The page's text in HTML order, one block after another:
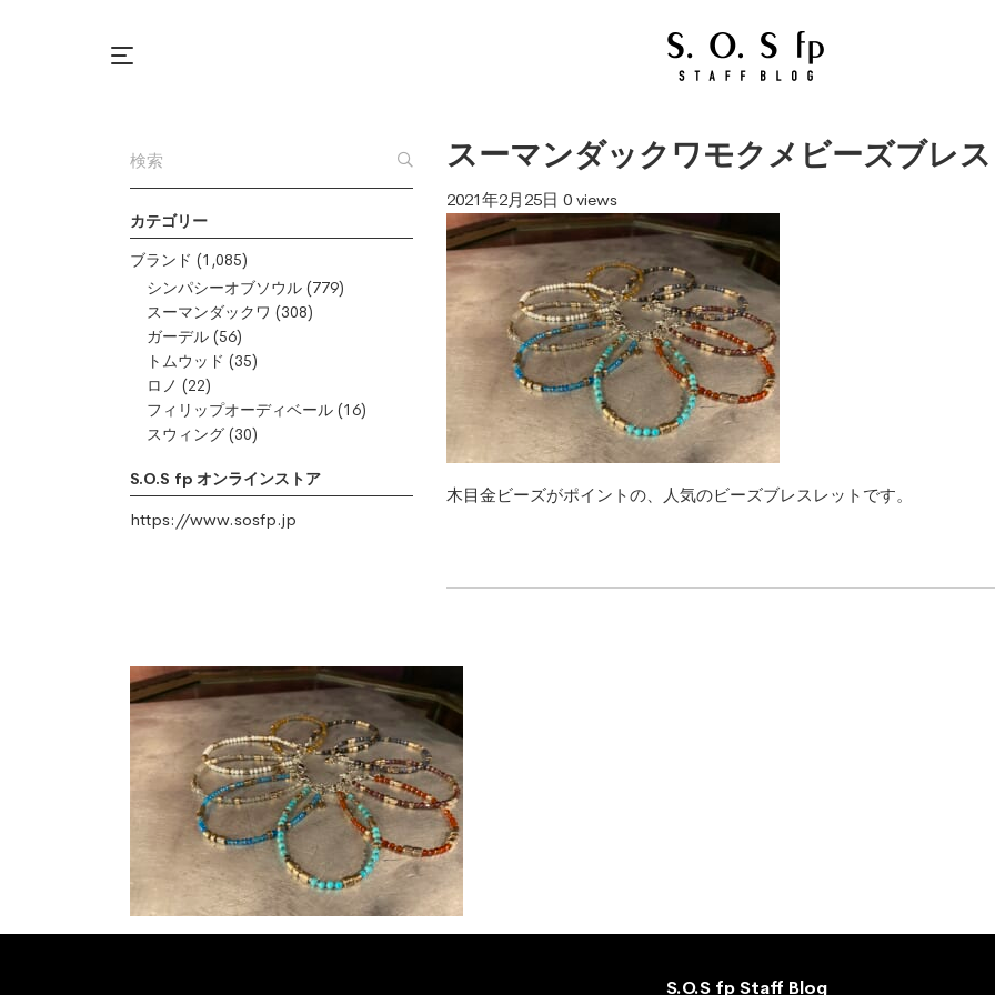
カテゴリー
ブランド (1,085)
シンパシーオブソウル (779)
スーマンダックワ (308)
ガーデル (56)
トムウッド (35)
ロノ (22)
フィリップオーディベール (16)
スウィング (30)
S.O.S fp オンラインストア
https://www.sosfp.jp
スーマンダックワモクメビーズブレ
2021年2月25日 0 views
木目金ビーズがポイントの、人気のビーズブレスレットです。
S.O.S fp Staff Blog